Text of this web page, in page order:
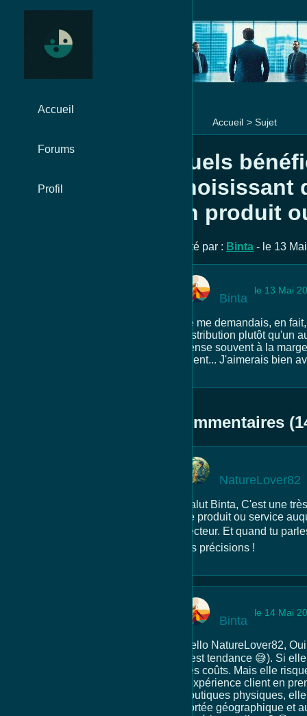
Accueil > Sujet
Accueil
Forums
Profil
Quels
un produit
Posté par : Binta - le 13
Binta
le 13 Mai
Je me demandais, en
distribution plutôt qu'un
pense souvent à la
client... J'aimerais bien
Commentaires
NatureLover82
Salut Binta, C'est une
de produit ou service
secteur. Et quand tu
les précisions !
Binta
le 14 Mai
Hello NatureLover82,
c'est tendance 😅). Si
ses coûts. Mais elle
l'expérience client en
boutiques physiques,
portée géographique et